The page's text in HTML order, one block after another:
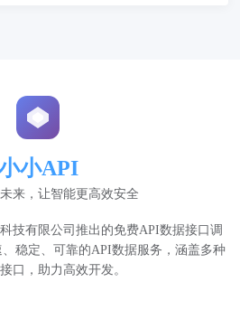
小API
来，让智能更高效安全
技有限公司推出的免费API数据接口调
稳定、可靠的API数据服务，涵盖多种
口，助力高效开发。